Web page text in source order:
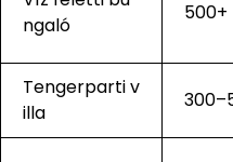
ngaló
500+
Tengerparti v
illa